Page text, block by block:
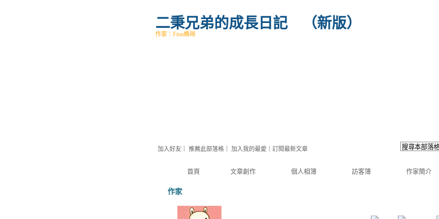
二秉兄弟的成長日記 （新版）
首頁 文章創作 個人相簿 訪客簿 作家簡介
加入好友 推薦此部落格 加入我的最愛 訂閱最新文章
作家：Fion媽咪
作家